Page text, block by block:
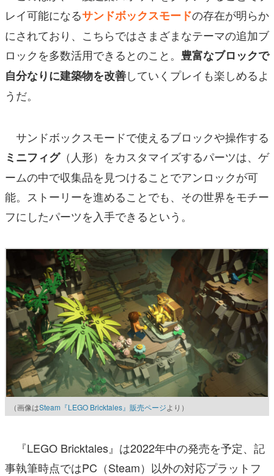
レイ可能になるサンドボックスモードの存在が明らか
にされており、こちらではさまざまなテーマの追加ブ
ロックを多数活用できるとのこと。 豊富なブロックで
自分なりに建築物を改善していくプレイも楽しめるよ
うだ。
サンドボックスモードで使えるブロックや操作する
ミニフィグ（人形）をカスタマイズするパーツは、ゲ
ームの中で収集品を見つけることでアンロックが可
能。ストーリーを進めることでも、その世界をモチー
フにしたパーツを入手できるという。
（画像はSteam『LEGO Bricktales』販売ページより）
『LEGO Bricktales』は2022年中の発売を予定、記
事執筆時点ではPC（Steam）以外の対応プラットフ